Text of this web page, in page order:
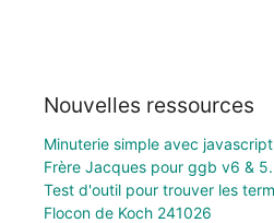
Nouvelles ressources
Minuterie simple avec
Frère Jacques pour ggb v6 &
Test d'outil pour trouver les
Flocon de Koch 241026